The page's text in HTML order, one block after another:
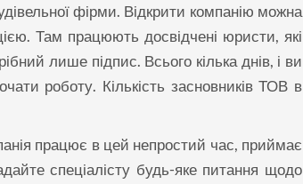
фірми. Відкрити компанію можна
Там працюють досвідчені юристи, які
лише підпис. Всього кілька днів, і ви
роботу. Кількість засновників ТОВ в
працює в цей непростий час, приймає
спеціалісту будь-яке питання щодо